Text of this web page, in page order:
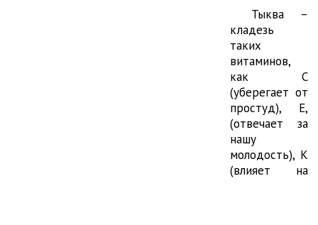
Тыква –
кладезь
таких
витаминов,
как С
(уберегает от
простуд), Е,
(отвечает за
нашу
молодость), К
(влияет на